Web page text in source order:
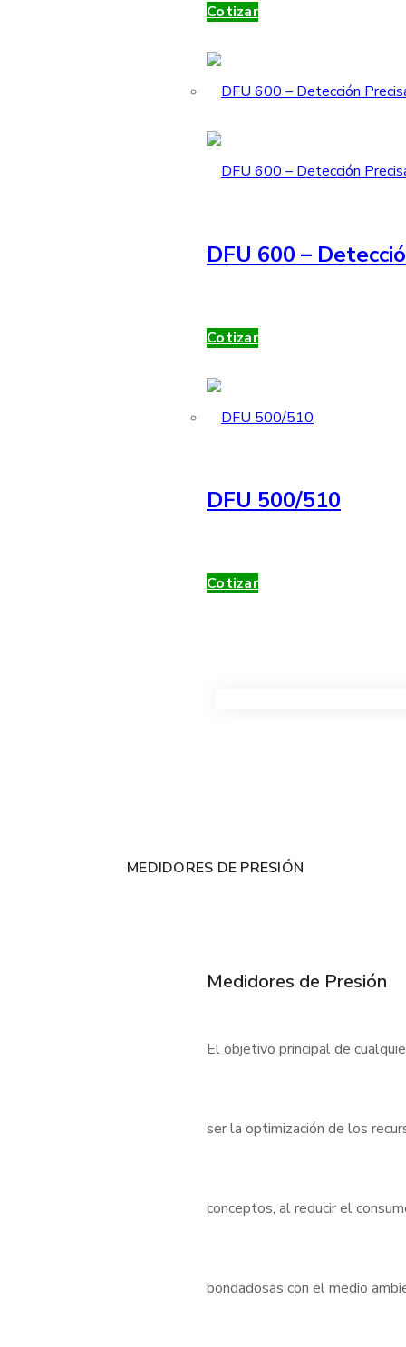
Cotizar
DFU 600 –
Cotizar
DFU 500/510
Cotizar
MEDIDORES DE PRESIÓN
Medidores de Presión
El objetivo principal de
ser la optimización de los
conceptos, al reducir el
bondadosas con el medio